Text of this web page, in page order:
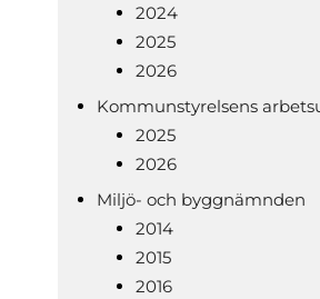
2024
2025
2026
Kommunstyrelsens
2025
2026
Miljö- och byggnämnden
2014
2015
2016